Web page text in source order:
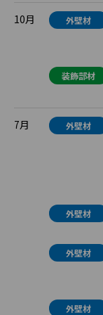
10月 外壁材
装飾部材
7月 外壁材
外壁材
外壁材
外壁材